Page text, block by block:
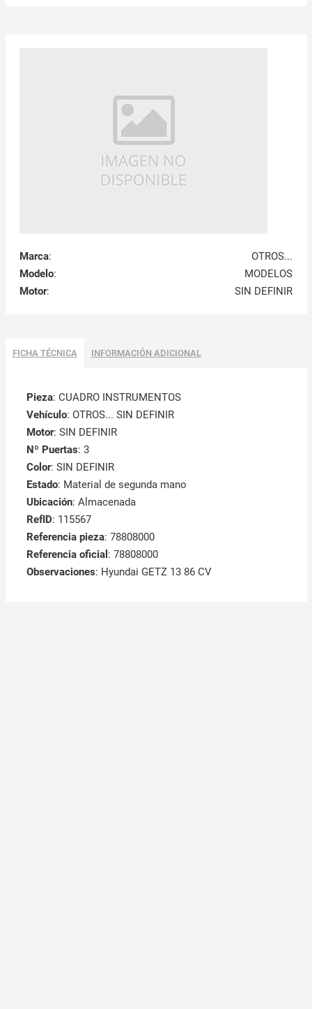
Marca:
OTROS...
Modelo:
MODELOS
Motor: SIN DEFINIR
FICHA TÉCNICA INFORMACIÓN ADICIONAL
Pieza: CUADRO INSTRUMENTOS
Vehículo: OTROS... SIN DEFINIR
Motor: SIN DEFINIR
Nº Puertas: 3
Color: SIN DEFINIR
Estado: Material de segunda mano
Ubicación: Almacenada
RefID: 115567
Referencia pieza: 78808000
Referencia oficial : 78808000
Observaciones: Hyundai GETZ 13 86 CV